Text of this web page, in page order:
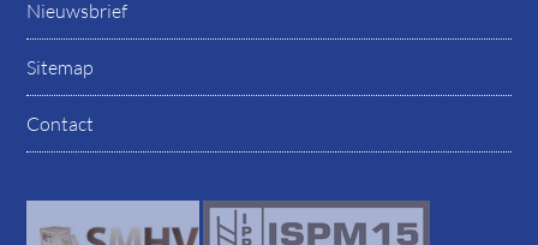
Nieuwsbrief
Sitemap
Contact